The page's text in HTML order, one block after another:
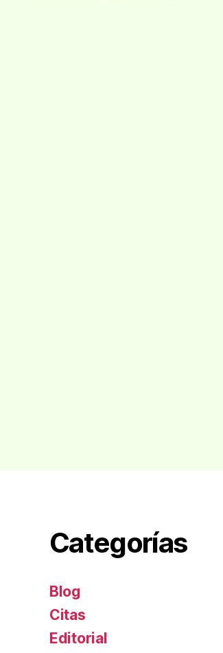
Categorías
Blog
Citas
Editorial